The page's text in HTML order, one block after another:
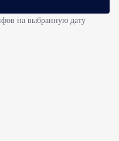
на выбранную дату